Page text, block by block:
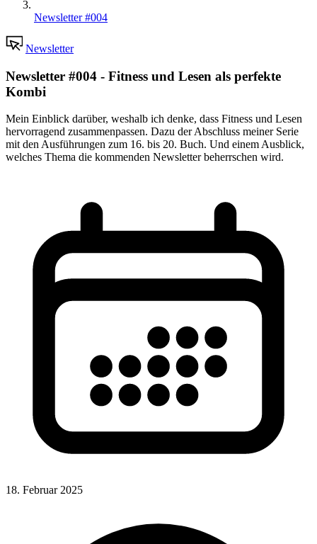
Newsletter #004
Newsletter
Newsletter #004 - Fitness und Lesen als perfekte
Kombi
Mein Einblick darüber, weshalb ich denke, dass Fitness und Lesen
hervorragend zusammenpassen. Dazu der Abschluss meiner Serie
mit den Ausführungen zum 16. bis 20. Buch. Und einem Ausblick,
welches Thema die kommenden Newsletter beherrschen wird.
18. Februar 2025